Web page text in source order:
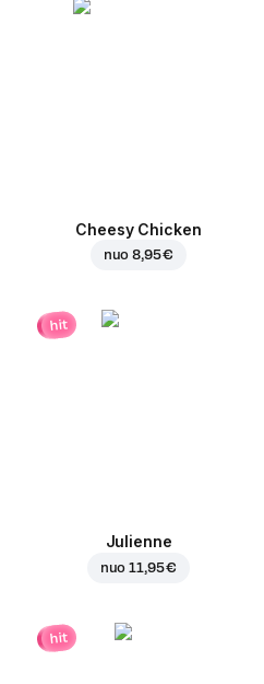
Cheesy Chicken
nuo8,95 €
hit
Julienne
nuo11,95 €
hit